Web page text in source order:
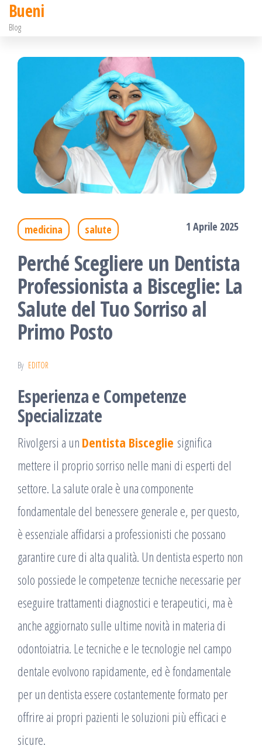
SaltaBueni
Blog
medicina salute 1 Aprile 2025
Perché Scegliere un Dentista
Professionista a Bisceglie: La
Salute del Tuo Sorriso al
Primo Posto
By EDITOR
Esperienza e Competenze
Specializzate
Rivolgersi a un Dentista Bisceglie significa
mettere il proprio sorriso nelle mani di esperti del
settore. La salute orale è una componente
fondamentale del benessere generale e, per questo,
è essenziale affidarsi a professionisti che possano
garantire cure di alta qualità. Un dentista esperto non
solo possiede le competenze tecniche necessarie per
eseguire trattamenti diagnostici e terapeutici, ma è
anche aggiornato sulle ultime novità in materia di
odontoiatria. Le tecniche e le tecnologie nel campo
dentale evolvono rapidamente, ed è fondamentale
per un dentista essere costantemente formato per
offrire ai propri pazienti le soluzioni più efficaci e
sicure.